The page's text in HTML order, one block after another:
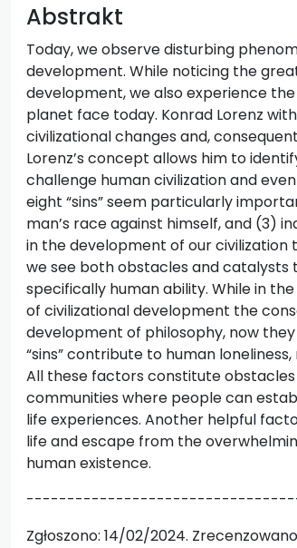
Abstrakt
Today, we observe disturbing
development. While noticing the
development, we also experience
planet face today. Konrad Lorenz
civilizational changes and,
Lorenz’s concept allows him to
challenge human civilization and
eight “sins” seem particularly
man’s race against himself, and (3)
in the development of our civilization
we see both obstacles and
specifically human ability. While in
of civilizational development the
development of philosophy, now
“sins” contribute to human
All these factors constitute
communities where people can
life experiences. Another helpful
life and escape from the
human existence.
Zgłoszono: 14/02/2024.